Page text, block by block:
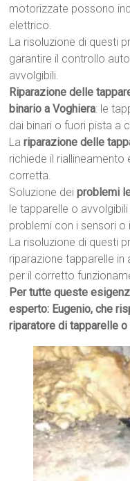
motorizzate possono
elettrico.
La risoluzione di questi
garantire il controllo
avvolgibili.
Riparazione delle
binario a Voghiera: le
dai binari o fuori pista a
Lariparazione delle
richiede il riallineamento
corretta.
Soluzione deiproblemi
le tapparelle o
problemi con i sensori
La risoluzione di questi
riparazione tapparelle in
per il corretto
Per tutte queste
esperto: Eugenio, che
riparatore di tapparelle